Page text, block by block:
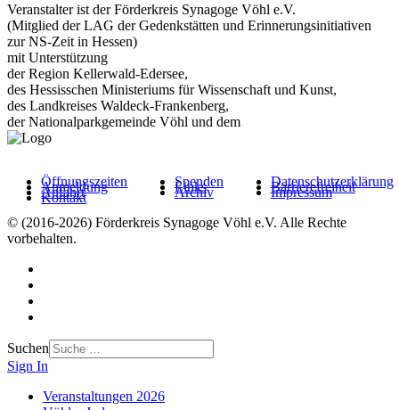
Veranstalter ist der Förderkreis Synagoge Vöhl e.V.
(Mitglied der LAG der Gedenkstätten und Erinnerungsinitiativen
zur NS-Zeit in Hessen)
mit Unterstützung
der Region Kellerwald-Edersee,
des Hessisschen Ministeriums für Wissenschaft und Kunst,
des Landkreises Waldeck-Frankenberg,
der Nationalparkgemeinde Vöhl und dem
Öffnungszeiten
Anmeldung
Anfahrt
Kontakt
Spenden
Links
Archiv
Datenschutzerklärung
Barrierefreiheit
Impressum
© (2016-2026) Förderkreis Synagoge Vöhl e.V. Alle Rechte
vorbehalten.
Suchen
Sign In
Veranstaltungen 2026